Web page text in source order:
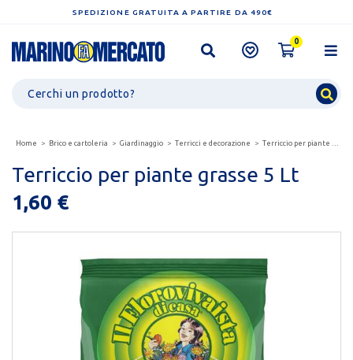
SPEDIZIONE GRATUITA A PARTIRE DA 490€
0
Home Brico e cartoleria Giardinaggio Terricci e decorazione Terriccio per piante grasse 5 lt
Terriccio per piante grasse 5 Lt
1,60 €